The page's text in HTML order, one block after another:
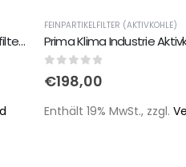
Prima Klima Industrie Aktivkohlefilter PK1607 - 460m²/160mm
FEINPARTIKELFILTER (AKTIVKOHLE)
out of 5
€198,00
Enthält 19% MwSt., zzgl.